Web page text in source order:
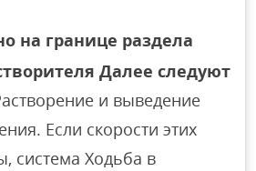
на границе раздела
Далее следуют
и выведение
Если скорости этих
система Ходьба в